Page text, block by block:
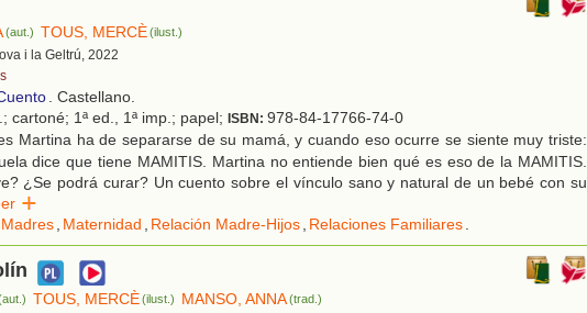
(aut.) TOUS, MERCÈ(ilust.)
i la Geltrú, 2022
. Castellano.
cartoné; 1ª ed., 1ª imp.; papel; ISBN: 978-84-17766-74-0
Martina ha de separarse de su mamá, y cuando eso ocurre se siente muy triste:
dice que tiene MAMITIS. Martina no entiende bien qué es eso de la MAMITIS.
¿Se podrá curar? Un cuento sobre el vínculo sano y natural de un bebé con su
Madres, Maternidad , Relación Madre-Hijos, Relaciones Familiares.
TOUS, MERCÈ(ilust.) MANSO, ANNA(trad.)